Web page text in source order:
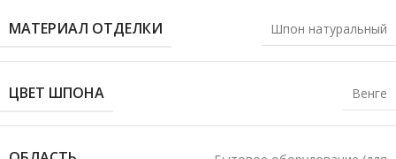
МАТЕРИАЛ ОТДЕЛКИ Шпон натуральный
ЦВЕТ ШПОНА Венге